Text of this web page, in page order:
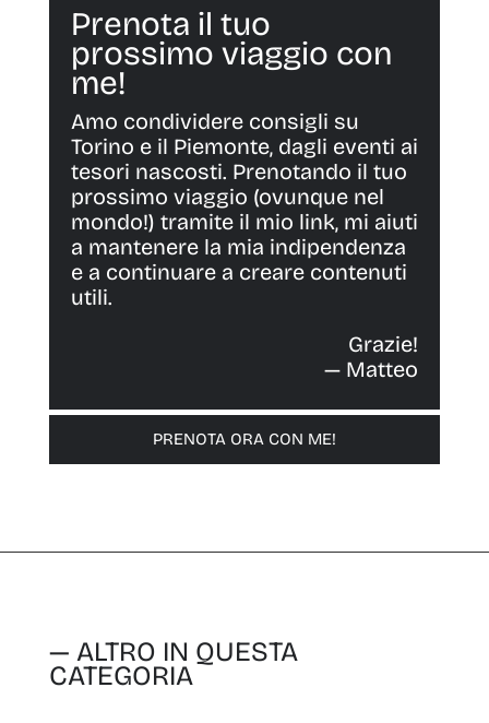
Prenota il tuo
prossimo viaggio con
me!
Amo condividere consigli su
Torino e il Piemonte, dagli eventi ai
tesori nascosti. Prenotando il tuo
prossimo viaggio (ovunque nel
mondo!) tramite il mio link, mi aiuti
a mantenere la mia indipendenza
e a continuare a creare contenuti
utili.
Grazie!
— Matteo
PRENOTA ORA CON ME!
— ALTRO IN QUESTA
CATEGORIA